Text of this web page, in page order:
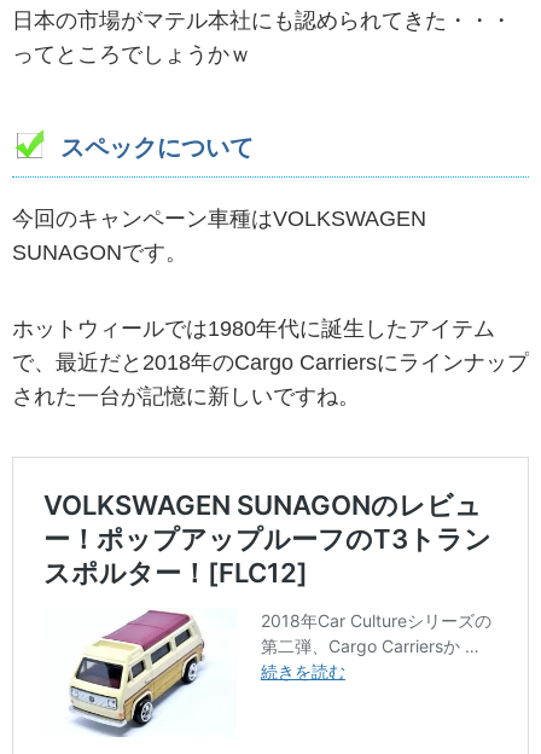
日本の市場がマテル本社にも認められてきた・・・
ってところでしょうかｗ
スペックについて
今回のキャンペーン車種はVOLKSWAGEN
SUNAGONです。
ホットウィールでは1980年代に誕生したアイテム
で、最近だと2018年のCargo Carriersにラインナップ
された一台が記憶に新しいですね。